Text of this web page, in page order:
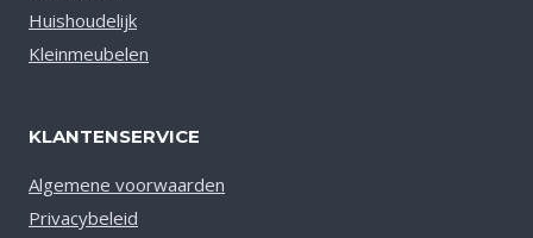
Huishoudelijk
Kleinmeubelen
KLANTENSERVICE
Algemene voorwaarden
Privacybeleid